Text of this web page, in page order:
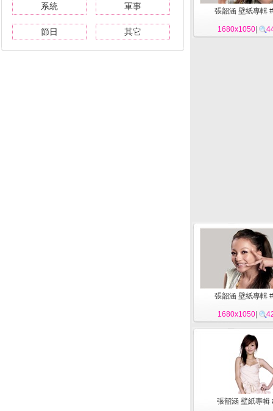
系統 軍事
節日 其它
張韶涵 壁紙專輯
1680x1050
張韶涵 壁紙專輯
1680x1050
張韶涵 壁紙專輯